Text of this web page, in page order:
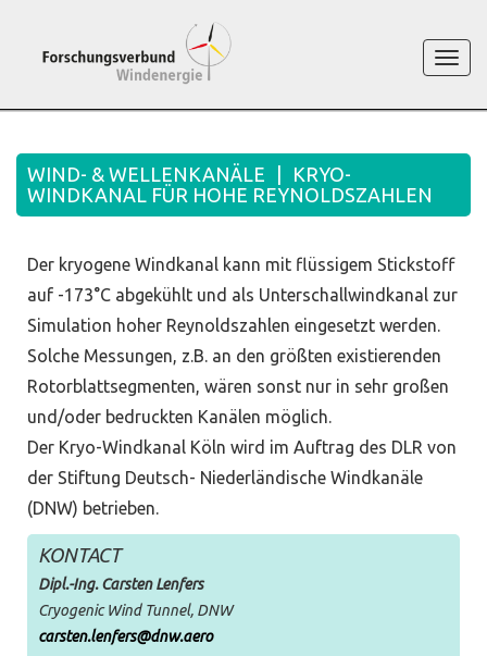
WIND- & WELLENKANÄLE
KRYO-
WINDKANAL FÜR HOHE REYNOLDSZAHLEN
Der kryogene Windkanal kann mit flüssigem Stickstoff
auf -173°C abgekühlt und als Unterschallwindkanal zur
Simulation hoher Reynoldszahlen eingesetzt werden.
Solche Messungen, z.B. an den größten existierenden
Rotorblattsegmenten, wären sonst nur in sehr großen
und/oder bedruckten Kanälen möglich.
Der Kryo-Windkanal Köln wird im Auftrag des DLR von
der Stiftung Deutsch- Niederländische Windkanäle
(DNW) betrieben.
KONTACT
Dipl.-Ing. Carsten Lenfers
Cryogenic Wind Tunnel, DNW
carsten.lenfers@dnw.aero